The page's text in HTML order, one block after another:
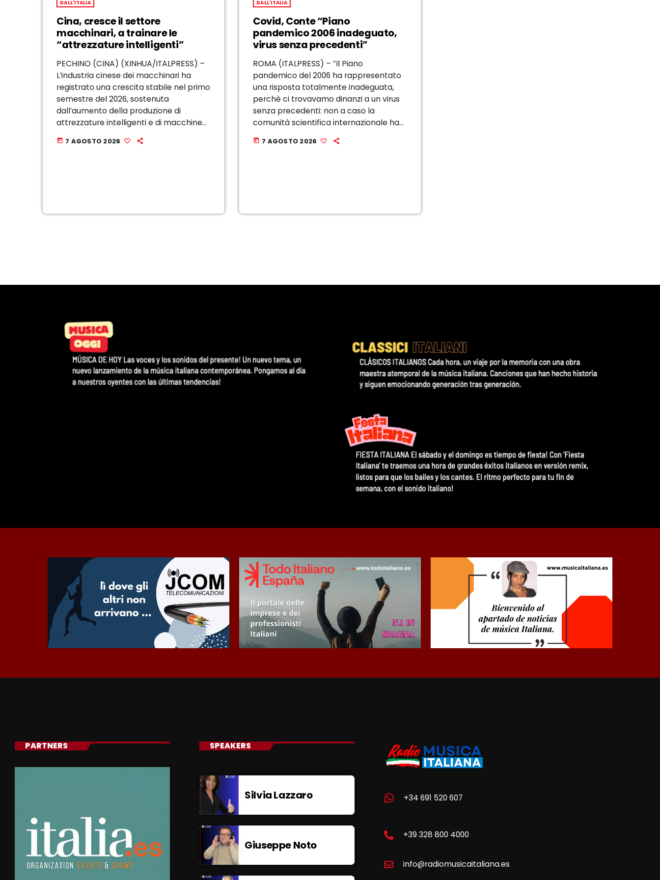
DALL'ITALIA
Cina, cresce il settore
macchinari, a trainare le
“attrezzature intelligenti”
PECHINO (CINA) (XINHUA/ITALPRESS) –
L’industria cinese dei macchinari ha
registrato una crescita stabile nel primo
semestre del 2026, sostenuta
dall’aumento della produzione di
attrezzature intelligenti e di macchine
diffusi oggi dalla China Machinery
today 7 AGOSTO 2026
DALL'ITALIA
Covid, Conte “Piano
pandemico 2006 inadeguato,
virus senza precedenti”
ROMA (ITALPRESS) – “Il Piano
pandemico del 2006 ha rappresentato
una risposta totalmente inadeguata,
perchè ci trovavamo dinanzi a un virus
senza precedenti: non a caso la
comunità scientifica internazionale ha
specificamente modellato sul Covid;
today 7 AGOSTO 2026
PARTNERS SPEAKERS
Silvia Lazzaro
Giuseppe Noto
+34 691 520 607
+39 328 800 4000
info@radiomusicaitaliana.es